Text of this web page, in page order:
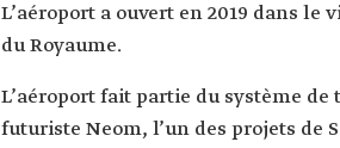
L’aéroport a ouvert en 2019 dans
du Royaume.
L’aéroport fait partie du système
futuriste Neom, l’un des projets de